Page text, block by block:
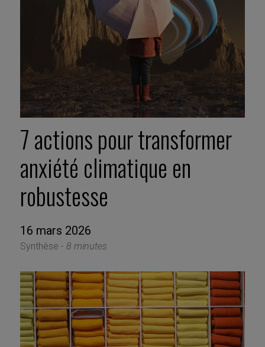
7 actions pour transformer
anxiété climatique en
robustesse
16 mars 2026
Synthèse - 8 minutes